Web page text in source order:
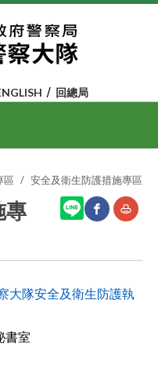
回總局
區 安全及衛生防護措施專區
專
分
列
大隊安全及衛生防護執
書室